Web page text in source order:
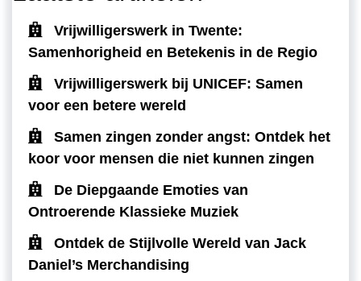
Vrijwilligerswerk in Twente:
Samenhorigheid en Betekenis in de Regio
Vrijwilligerswerk bij UNICEF: Samen
voor een betere wereld
Samen zingen zonder angst: Ontdek het
koor voor mensen die niet kunnen zingen
De Diepgaande Emoties van
Ontroerende Klassieke Muziek
Ontdek de Stijlvolle Wereld van Jack
Daniel’s Merchandising